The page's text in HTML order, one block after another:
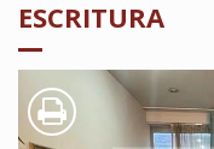
ESCRITURA